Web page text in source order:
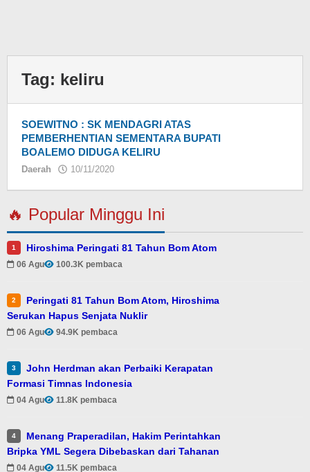
Tag: keliru
SOEWITNO : SK MENDAGRI ATAS
PEMBERHENTIAN SEMENTARA BUPATI
BOALEMO DIDUGA KELIRU
Daerah 10/11/2020
🔥 Popular Minggu Ini
1 Hiroshima Peringati 81 Tahun Bom Atom
06 Agu 100.3K pembaca
2
Peringati 81 Tahun Bom Atom, Hiroshima
Serukan Hapus Senjata Nuklir
06 Agu 94.9K pembaca
3
John Herdman akan Perbaiki Kerapatan
Formasi Timnas Indonesia
04 Agu 11.8K pembaca
4
Menang Praperadilan, Hakim Perintahkan
Bripka YML Segera Dibebaskan dari Tahanan
04 Agu 11.5K pembaca